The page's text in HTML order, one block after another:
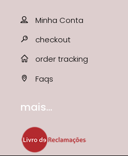
Minha Conta
checkout
order tracking
Faqs
mais...